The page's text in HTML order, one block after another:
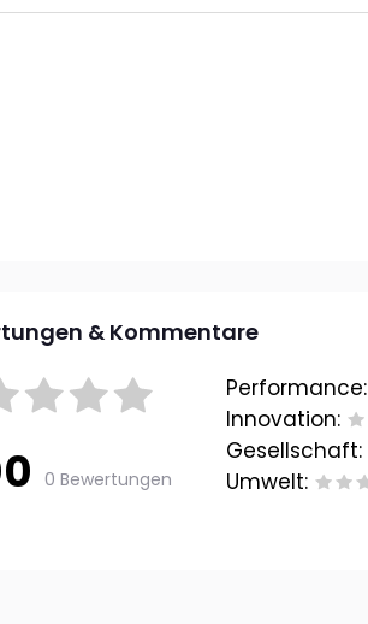
& Kommentare
0 Bewertungen
Performance:
Innovation:
Gesellschaft:
Umwelt: